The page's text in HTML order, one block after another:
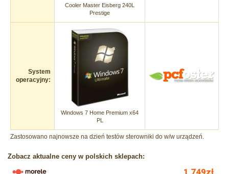
Cooler Master Eisberg 240L
Prestige
System
operacyjny:
Windows 7 Home Premium x64
PL
Zastosowano najnowsze na dzień testów sterowniki do w/w urządzeń.
Zobacz aktualne ceny w polskich sklepach: